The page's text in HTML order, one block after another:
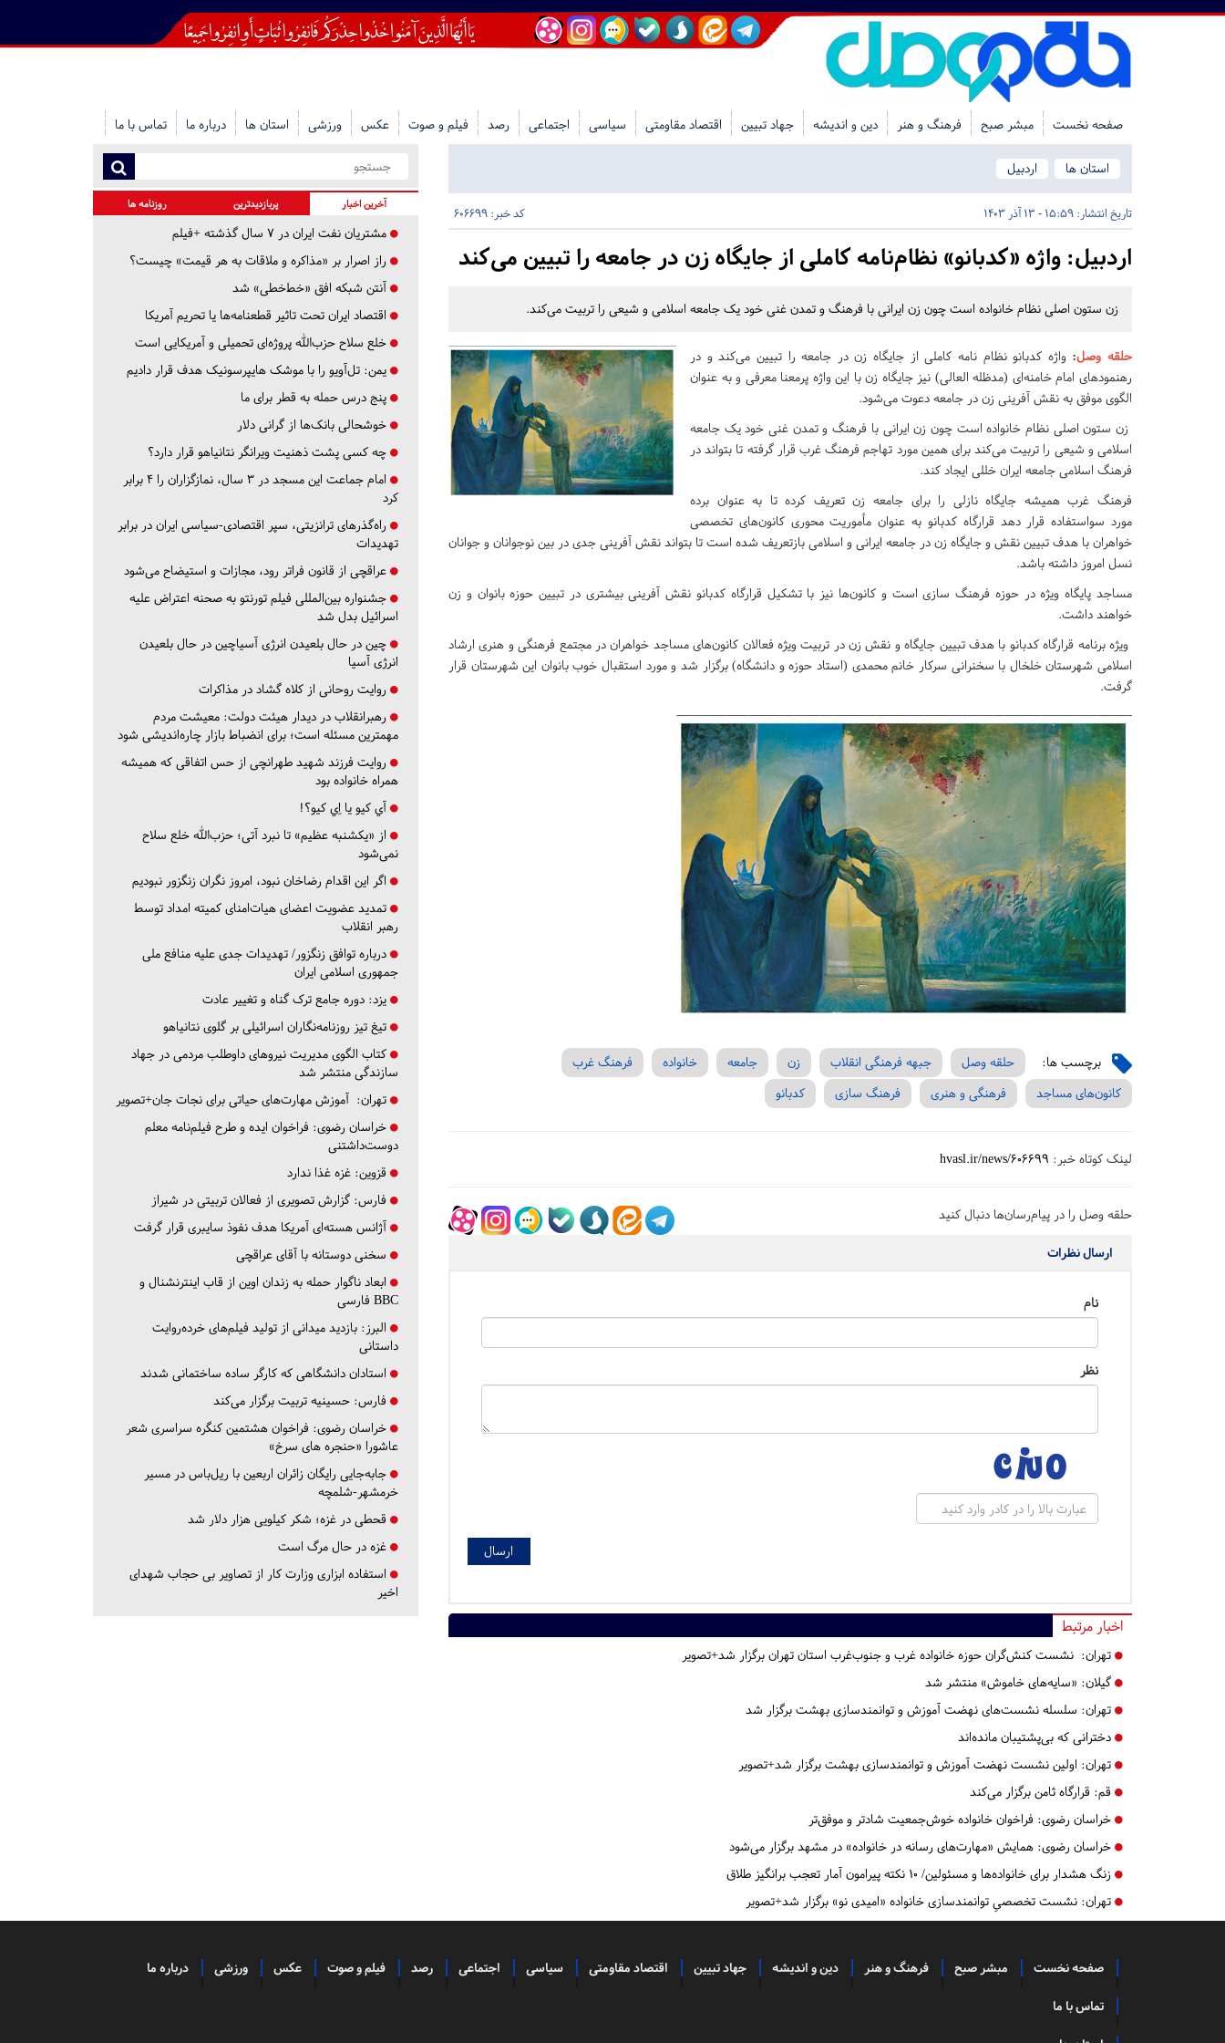
صفحه نخست مبشر صبح فرهنگ و هنر دین و اندیشه جهاد تبیین اقتصاد مقاومتی سیاسی اجتماعی رصد فیلم و صوت عکس ورزشی استان ها درباره ما تماس با ما
استان ها اردبیل
تاریخ انتشار: 15:59 - 13 آذر 1403 کد خبر: 606699
اردبیل: واژه «کدبانو» نظام‌نامه کاملی از جایگاه زن در جامعه را تبیین می‌کند
زن ستون اصلی نظام خانواده است چون زن ایرانی با فرهنگ و تمدن غنی خود یک جامعه اسلامی و شیعی را تربیت می‌کند.
حلقه وصل: واژه کدبانو نظام نامه کاملی از جایگاه زن در جامعه را تبیین می‌کند و در
رهنمودهای امام خامنه‌ای (مدظله العالی) نیز جایگاه زن با این واژه پرمعنا معرفی و به عنوان
الگوی موفق به نقش آفرینی زن در جامعه دعوت می‌شود.
زن ستون اصلی نظام خانواده است چون زن ایرانی با فرهنگ و تمدن غنی خود یک جامعه
اسلامی و شیعی را تربیت می‌کند برای همین مورد تهاجم فرهنگ غرب قرار گرفته تا بتواند در
فرهنگ اسلامی جامعه ایران خللی ایجاد کند.
فرهنگ غرب همیشه جایگاه نازلی را برای جامعه زن تعریف کرده تا به عنوان برده
مورد سواستفاده قرار دهد قرارگاه کدبانو به عنوان مأموریت محوری کانون‌های تخصصی
خواهران با هدف تبیین نقش و جایگاه زن در جامعه ایرانی و اسلامی بازتعریف شده است تا بتواند نقش آفرینی جدی در بین نوجوانان و جوانان
نسل امروز داشته باشد.
مساجد پایگاه ویژه در حوزه فرهنگ سازی است و کانون‌ها نیز با تشکیل قرارگاه کدبانو نقش آفرینی بیشتری در تبیین حوزه بانوان و زن
خواهند داشت.
ویژه برنامه قرارگاه کدبانو با هدف تبیین جایگاه و نقش زن در تربیت ویژه فعالان کانون‌های مساجد خواهران در مجتمع فرهنگی و هنری ارشاد
اسلامی شهرستان خلخال با سخنرانی سرکار خانم محمدی (استاد حوزه و دانشگاه) برگزار شد و مورد استقبال خوب بانوان این شهرستان قرار
گرفت.
برچسب ها: حلقه وصل جبهه فرهنگی انقلاب زن جامعه خانواده
فرهنگ غرب
کانون‌های مساجد
فرهنگی و هنری فرهنگ سازی کدبانو
لینک کوتاه خبر: hvasl.ir/news/606699
حلقه وصل را در پیام‌رسان‌ها دنبال کنید
ارسال نظرات
نام
نظر
اخبار مرتبط
تهران: نشست کنش‌گران حوزه خانواده غرب و جنوب‌غرب استان تهران برگزار شد+تصویر
گیلان: «سایه‌های خاموش» منتشر شد
تهران: سلسله نشست‌های نهضت آموزش و توانمندسازی بهشت برگزار شد
دخترانی که بی‌پشتیبان مانده‌اند
تهران: اولین نشست نهضت آموزش و توانمندسازی بهشت برگزار شد+تصویر
قم: قرارگاه ثامن برگزار می‌کند
خراسان رضوی: فراخوان خانواده خوش‌جمعیت شادتر و موفق‌تر
خراسان رضوی: همایش «مهارت‌های رسانه در خانواده» در مشهد برگزار می‌شود
زنگ هشدار برای خانواده‌ها و مسئولین/ ۱۰ نکته پیرامون آمار تعجب برانگیز طلاق
تهران: نشست‌ تخصصیِ توانمندسازی خانواده «امیدی نو» برگزار شد+تصویر
آخرین اخبار پربازدیدترین روزنامه ها
مشتریان نفت ایران در ۷ سال گذشته +فیلم
راز اصرار بر «مذاکره و ملاقات به هر قیمت» چیست؟
آنتن شبکه افق «خط‌خطی» شد
اقتصاد ایران تحت تاثیر قطعنامه‌ها یا تحریم‌ آمریکا
خلع سلاح حزب‌الله پروژه‌ای تحمیلی و آمریکایی است
یمن: تل‌آویو را با موشک هایپرسونیک هدف قرار دادیم
پنج درس‌ حمله به قطر برای ما
خوشحالی بانک‌ها از گرانی دلار
چه کسی پشت ذهنیت ویرانگر نتانیاهو قرار دارد؟
امام جماعت این مسجد در ۳ سال، نمازگزاران را ۴ برابر
کرد
راه‌گذرهای ترانزیتی، سپر اقتصادی-سیاسی ایران در برابر
تهدیدات
عراقچی از قانون فراتر رود، مجازات و استیضاح می‌شود
جشنواره بین‌المللی فیلم تورنتو به صحنه اعتراض علیه
اسرائیل بدل شد
چین در حال بلعیدن انرژی آسیاچین در حال بلعیدن
انرژی آسیا
روایت روحانی از کلاه گشاد در مذاکرات
رهبرانقلاب در دیدار هیئت دولت: معیشت مردم
مهمترین مسئله است؛ برای انضباط بازار چاره‌اندیشی شود
روایت فرزند شهید طهرانچی از حس اتفاقی که همیشه
همراه خانواده بود
آي كيو يا اِي كيو؟!
از «یکشنبه عظیم» تا نبرد آتی؛ حزب‌الله خلع سلاح
نمی‌شود
اگر این اقدام رضاخان نبود، امروز نگران زنگزور نبودیم
تمدید عضویت اعضای هیات‌امنای کمیته امداد توسط
رهبر انقلاب
درباره توافق زنگزور/ تهدیدات جدی علیه منافع ملی
جمهوری اسلامی ایران
یزد: دوره جامع ترک گناه و تغییر عادت
تیغ تیز روزنامه‌نگاران اسرائیلی بر گلوی نتانیاهو
کتاب الگوی مدیریت نیروهای داوطلب مردمی در جهاد
سازندگی منتشر شد
تهران: آموزش مهارت‌های حیاتی برای نجات جان+تصویر
خراسان رضوی: فراخوان ایده و طرح فیلم‌نامه معلم
دوست‌داشتنی
قزوین: غزه غذا ندارد
فارس: گزارش تصویری از فعالان تربیتی در شیراز
آژانس هسته‌ای آمریکا هدف نفوذ سایبری قرار گرفت
سخنی دوستانه با آقای عراقچی
ابعاد ناگوار حمله به زندان اوین از قاب اینترنشنال و
BBC فارسی
البرز: بازدید میدانی از تولید فیلم‌های خرده‌روایت
داستانی
استادان دانشگاهی که کارگر ساده ساختمانی شدند
فارس: حسینیه تربیت برگزار می‌کند
خراسان رضوی: فراخوان هشتمین کنگره سراسری شعر
عاشورا «حنجره های سرخ»
جابه‌جایی رایگان زائران اربعین با ریل‌باس در مسیر
خرمشهر-شلمچه
قحطی در غزه؛ شکر کیلویی هزار دلار شد
غزه در حال مرگ است
استفاده ابزاری وزارت کار از تصاویر بی حجاب شهدای
اخیر
صفحه نخست مبشر صبح فرهنگ و هنر دین و اندیشه جهاد تبیین اقتصاد مقاومتی سیاسی اجتماعی رصد فیلم و صوت عکس ورزشی درباره ما
تماس با ما